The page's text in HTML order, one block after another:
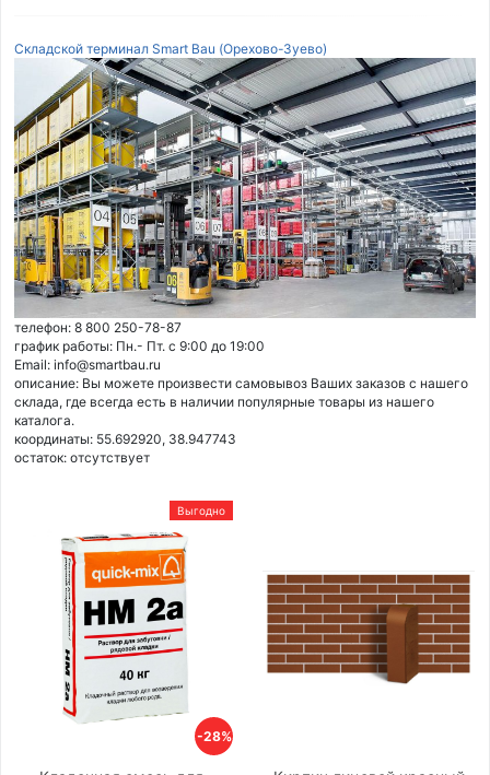
Складской терминал Smart Bau (Орехово-Зуево)
телефон: 8 800 250-78-87
график работы: Пн.- Пт. с 9:00 до 19:00
Email: info@smartbau.ru
описание: Вы можете произвести самовывоз Ваших заказов с нашего
склада, где всегда есть в наличии популярные товары из нашего
каталога.
координаты: 55.692920, 38.947743
остаток: отсутствует
-28%
Выгодно